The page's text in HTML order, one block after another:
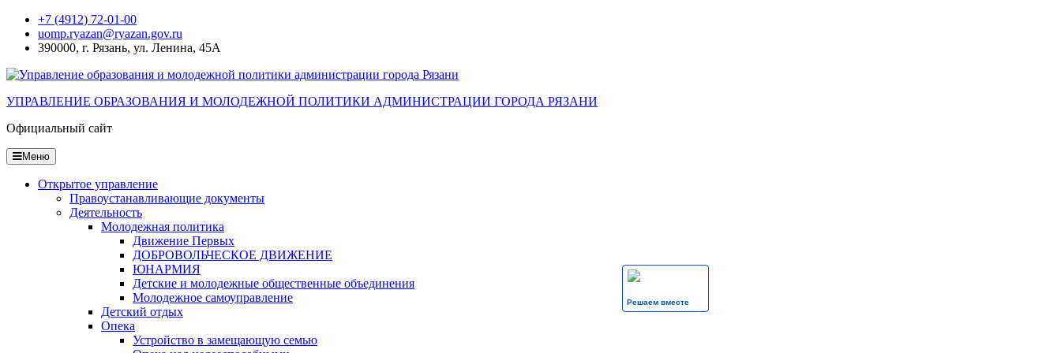
Перейти
содержанию
+7 (4912) 72-01-00
uomp.ryazan@ryazan.gov.ru
390000, г. Рязань, ул. Ленина, 45А
Решаем вместе
УПРАВЛЕНИЕ ОБРАЗОВАНИЯ И МОЛОДЕЖНОЙ ПОЛИТИКИ АДМИНИСТРАЦИИ ГОРОДА РЯЗАНИ
Официальный сайт
Меню
Открытое управление
Правоустанавливающие документы
Деятельность
Молодежная политика
Движение Первых
ДОБРОВОЛЬЧЕСКОЕ ДВИЖЕНИЕ
ЮНАРМИЯ
Детские и молодежные общественные объединения
Молодежное самоуправление
Детский отдых
Опека
Устройство в замещающую семью